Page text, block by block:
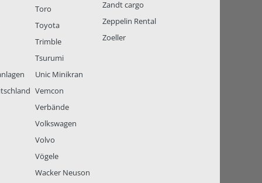
Toro
Toyota
Trimble
Tsurumi
Unic Minikran
Vemcon
Verbände
Volkswagen
Volvo
Vögele
Wacker Neuson
Zandt cargo
Zeppelin Rental
Zoeller